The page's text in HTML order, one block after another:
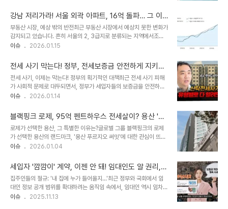
변화와 지역별 편차전세 사..
전환되면서 세입자들의 선택권이 크게 줄어든 상황을 보여줍니다. 매
물 감소 심화 지역 및 세입자들의 고충서울 중랑구는 1년 전 대비 임대
차 매물 감소율이 75.7%로 가장 높았으며, 성북구, 구로구 등 동북
권과 서남권 지역에서 매물이 절반 이상 사라진 것으로 나타났습니다.
이로 인해 세입자들은 도배나 수리 요청 거절, 계약 연장 시 월세 인상
고 있습니다. 공급 부족 및..
강남 저리가라! 서울 외곽 아파트, 16억 돌파… 그 이
유는?
부동산 시장, 예상 밖의 반전최근 부동산 시장에서 예상치 못한 변화가
감지되고 있습니다. 흔히 서울의 2, 3급지로 분류되는 지역에서조차
아파트 가격이 심상치 않게 상승하고 있는 것입니다. 특히, 국민 평형
어선 곳이 속속 등장하며, 시장의 이목을 집중시키고 있습니다. 이는
단순한 가격 상승을 넘어, 부동산 시장의 새로운 흐름을 보여주는 중요
한 지표로 해석될 수 있습니다. 이 글에서는 이러한 현상의 배경과 구
체적인 사례를 분석하고, 앞으로의 전망을 함께 살펴보겠습니다. 광진
구, 16억 돌파… 놀라운 상승세가장 눈에 띄는 지역은 서울 광진구입
트의 평균 매매 가격은 작..
이슈 2026.01.15
전세 사기 막는다! 정부, 전세보증금 안전하게 지키는
새로운 방법 제시
전세 사기, 이제는 막는다! 정부의 획기적인 대책최근 전세 사기 피해
가 사회적 문제로 대두되면서, 정부가 세입자들의 보증금을 안전하게
지키기 위한 특단의 조치를 발표했습니다. 바로 임대인이 보증금을 직
기관에 예치하는 '전세신탁' 제도를 도입하는 것입니다. 이 제도는 전
세 사기로 인한 피해를 사전에 예방하고, 세입자들의 불안감을 해소하
는 데 초점을 맞추고 있습니다. 전세신탁, 무엇이 다를까? 핵심 내용
파헤치기전세신탁은 기존의 임차인 보호 방식과는 차별점을 가지고
있습니다. 기존에는 전세 사기가 발생하면 보증기관이 집주인을 대신
세신탁을 이용하면 보증금의 일부가 미리..
이슈 2026.01.14
블랙핑크 로제, 95억 펜트하우스 전세살이? 용산 '푸
르지오 써밋'의 모든 것
로제가 선택한 용산, 그 특별한 이유는?글로벌 그룹 블랙핑크의 로제
가 선택한 용산의 랜드마크, '용산 푸르지오 써밋'에 대한 관심이 뜨겁
습니다. 로제는 이 고급 주상복합의 펜트하우스를 전세로 거주하며, 많
스의 가치와 더불어, 그녀의 선택이 용산 지역의 가치를 더욱 높이는
요인으로 작용하고 있습니다. 용산은 서울의 중심지로서, 뛰어난 입지
조건과 미래 가치로 부동산 시장에서 주목받고 있으며, 로제의 거주 소
식은 이러한 용산의 매력을 더욱 부각시키는 계기가 되었습니다. 이 글
에서는 로제가 선택한 '용산 푸르지오 써밋'의 특징과 용산 지역의 발
이슈 2026.01.04
세입자 '깜깜이' 계약, 이젠 안 돼! 임대인도 알 권리,
면접 제도 도입 논의
집주인들의 절규: '내 집에 누가 들어올지…'최근 정부와 국회에서 임
대인 정보 공개 범위를 확대하려는 움직임 속에서, 임대인 역시 임차인
에 대한 정보를 확인할 수 있어야 한다는 목소리가 높아지고 있습니다.
이슈 2025.11.13